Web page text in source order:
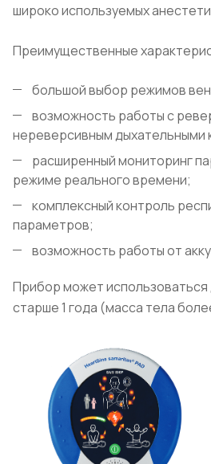
широко используемых
Преимущественные
большой выбор режимов
возможность работы с
нереверсивным дыхательными
расширенный мониторинг
режиме реального времени;
комплексный контроль
параметров;
возможность работы от
Прибор может использоваться
старше 1 года (масса тела